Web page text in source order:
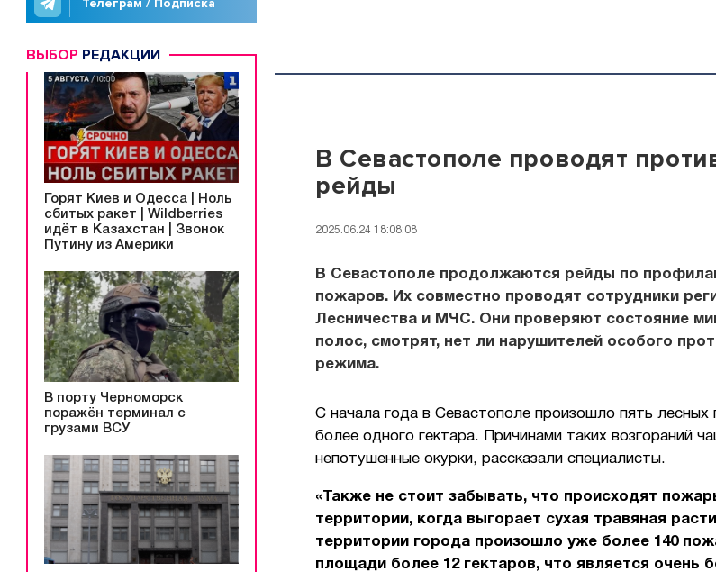
Телеграм / Подписка
ВЫБОР РЕДАКЦИИ
Горят Киев и Одесса | Ноль
сбитых ракет | Wildberries
идёт в Казахстан | Звонок
Путину из Америки
В порту Черноморск
поражён терминал с
грузами ВСУ
В Севастополе проводят
рейды
2025.06.24 18:08:08
В Севастополе продолжаются рейды по
пожаров. Их совместно проводят сотрудники
Лесничества и МЧС. Они проверяют состояние
полос, смотрят, нет ли нарушителей особого
режима.
С начала года в Севастополе произошло пять
более одного гектара. Причинами таких возгораний
непотушенные окурки, рассказали специалисты.
«Также не стоит забывать, что происходят
территории, когда выгорает сухая травяная
территории города произошло уже более 140
площади более 12 гектаров, что является очень